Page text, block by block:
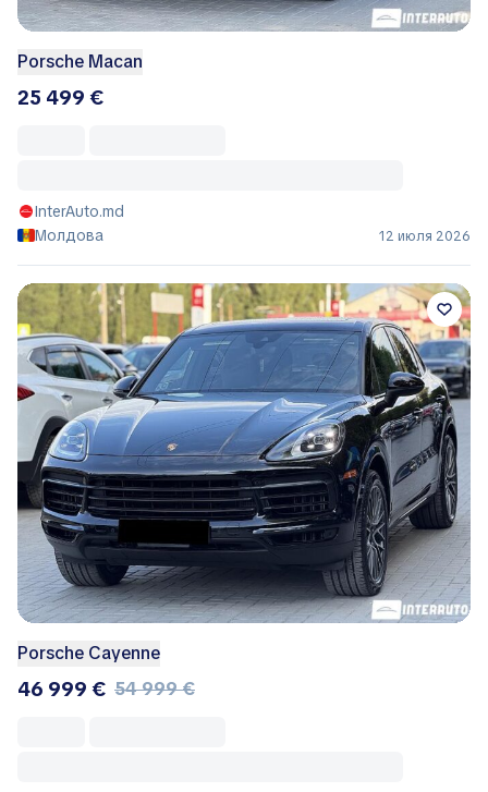
Porsche Macan
25 499 €
InterAuto.md
Молдова
12 июля 2026
Porsche Cayenne
46 999 € 54 999 €